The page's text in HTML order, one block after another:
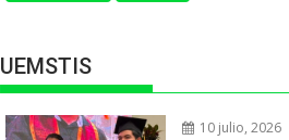
UEMSTIS
10 julio, 2026